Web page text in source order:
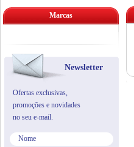
Marcas
Newsletter
Ofertas exclusivas,
promoções e novidades
no seu e-mail.